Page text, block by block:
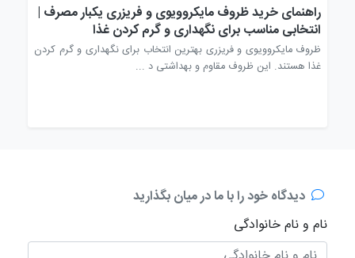
راهنمای خرید ظروف مایکروویوی و فریزری یکبار مصرف |
انتخابی مناسب برای نگهداری و گرم کردن غذا
ظروف مایکروویوی و فریزری بهترین انتخاب برای نگهداری و گرم کردن
غذا هستند. این ظروف مقاوم و بهداشتی د ...
دیدگاه خود را با ما در میان بگذارید
نام و نام خانوادگی